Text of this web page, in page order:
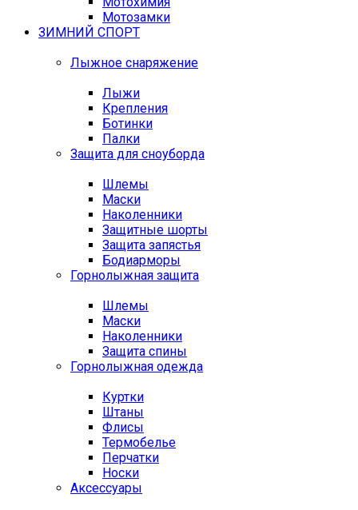
Мотозамки
ЗИМНИЙ СПОРТ
Лыжное снаряжение
Лыжи
Крепления
Ботинки
Палки
Защита для сноуборда
Шлемы
Маски
Наколенники
Защитные шорты
Защита запястья
Бодиарморы
Горнолыжная защита
Шлемы
Маски
Наколенники
Защита спины
Горнолыжная одежда
Куртки
Штаны
Флисы
Термобелье
Перчатки
Носки
Аксессуары